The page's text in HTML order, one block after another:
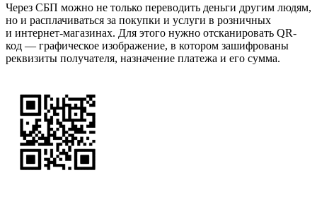
Через СБП можно не только переводить деньги другим людям,
но и расплачиваться за покупки и услуги в розничных
и интернет-магазинах. Для этого нужно отсканировать QR-
код — графическое изображение, в котором зашифрованы
реквизиты получателя, назначение платежа и его сумма.